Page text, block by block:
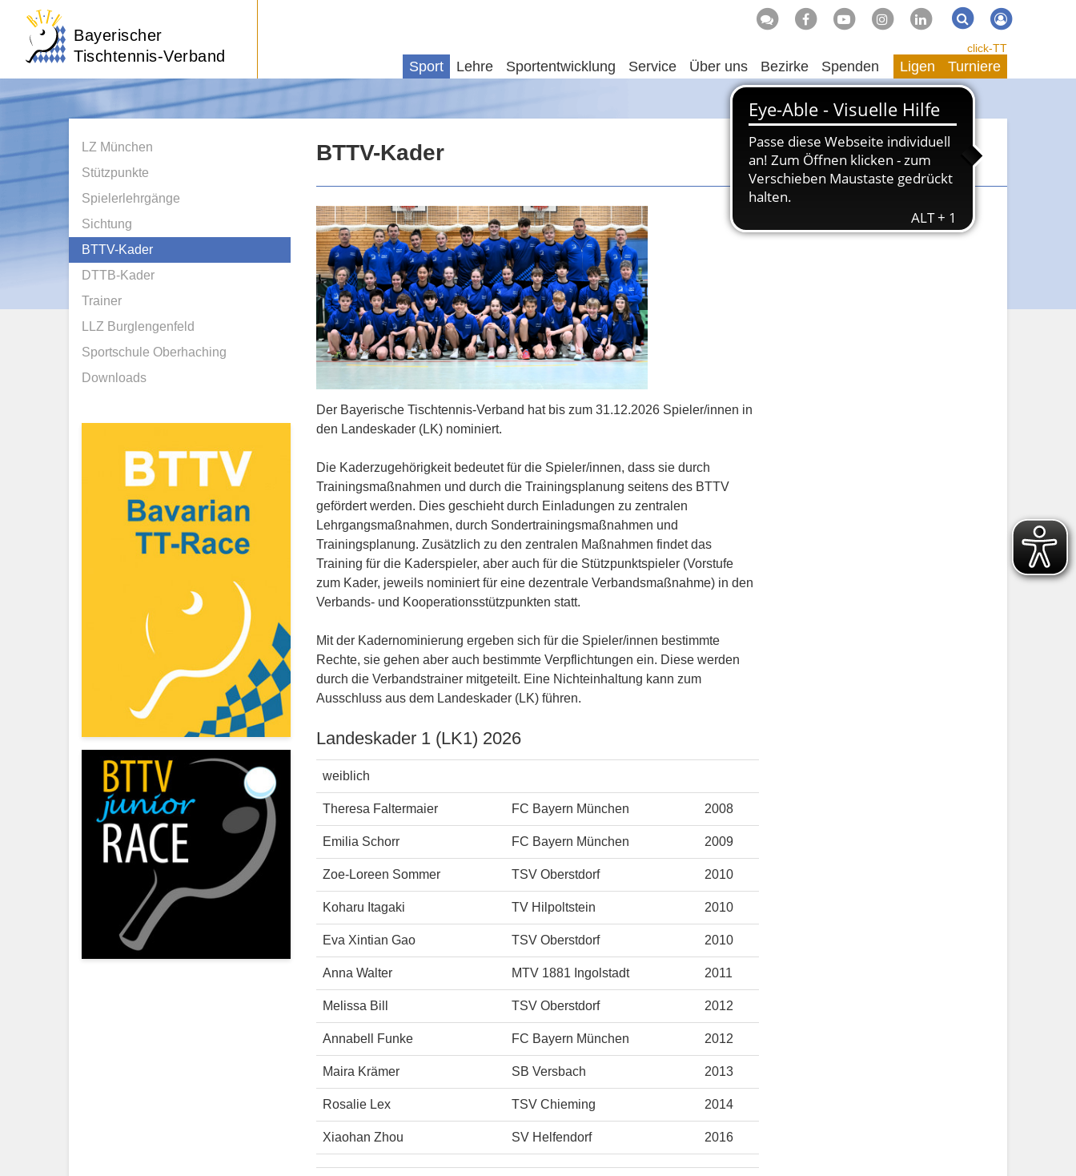
Bayerischer
Tischtennis-Verband
Suche Suchen
Sport Lehre Sportentwicklung Service Über uns Bezirke Spenden
click-TT
Ligen Turniere
LZ München
Stützpunkte
Spielerlehrgänge
Sichtung
BTTV-Kader
DTTB-Kader
Trainer
LLZ Burglengenfeld
Sportschule Oberhaching
Downloads
BTTV-Kader
Der Bayerische Tischtennis-Verband hat bis zum 31.12.2026 Spieler/innen in
den Landeskader (LK) nominiert.
Die Kaderzugehörigkeit bedeutet für die Spieler/innen, dass sie durch
Trainingsmaßnahmen und durch die Trainingsplanung seitens des BTTV
gefördert werden. Dies geschieht durch Einladungen zu zentralen
Lehrgangsmaßnahmen, durch Sondertrainingsmaßnahmen und
Trainingsplanung. Zusätzlich zu den zentralen Maßnahmen findet das
Training für die Kaderspieler, aber auch für die Stützpunktspieler (Vorstufe
zum Kader, jeweils nominiert für eine dezentrale Verbandsmaßnahme) in den
Verbands- und Kooperationsstützpunkten statt.
Mit der Kadernominierung ergeben sich für die Spieler/innen bestimmte
Rechte, sie gehen aber auch bestimmte Verpflichtungen ein. Diese werden
durch die Verbandstrainer mitgeteilt. Eine Nichteinhaltung kann zum
Ausschluss aus dem Landeskader (LK) führen.
Landeskader 1 (LK1) 2026
weiblich
Theresa Faltermaier FC Bayern München 2008
Emilia Schorr FC Bayern München 2009
Zoe-Loreen Sommer TSV Oberstdorf 2010
Koharu Itagaki TV Hilpoltstein 2010
Eva Xintian Gao TSV Oberstdorf 2010
Anna Walter MTV 1881 Ingolstadt 2011
Melissa Bill TSV Oberstdorf 2012
Annabell Funke FC Bayern München 2012
Maira Krämer SB Versbach 2013
Rosalie Lex TSV Chieming 2014
Xiaohan Zhou SV Helfendorf 2016